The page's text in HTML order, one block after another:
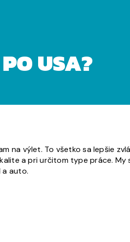
USA?
na výlet. To všetko sa lepšie
a pri určitom type práce. My
a auto.